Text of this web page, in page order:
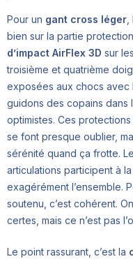
Pour un gant cross léger,
bien sur la partie
d’impact AirFlex 3D sur
troisième et quatrième
exposées aux chocs avec
guidons des copains dans
optimistes. Ces
se font presque oublier,
sérénité quand ça frotte.
articulations participent à
exagérément l’ensemble.
soutenu, c’est cohérent.
certes, mais ce n’est pas
Le point rassurant, c’est la